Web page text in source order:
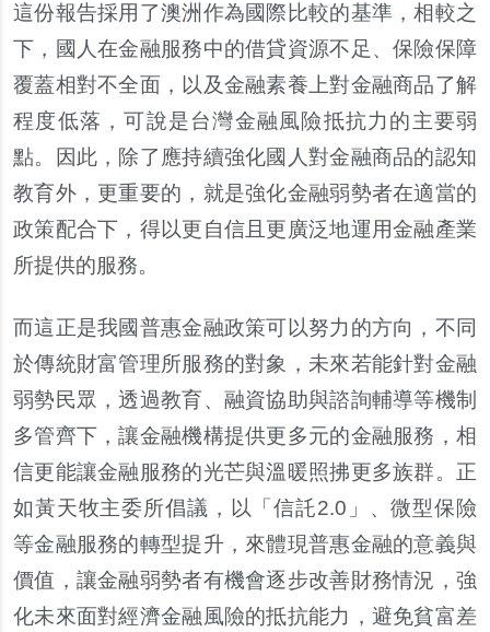
這份報告採用了澳洲作為國際比較的基準，相較之
下，國人在金融服務中的借貸資源不足、保險保障
覆蓋相對不全面，以及金融素養上對金融商品了解
程度低落，可說是台灣金融風險抵抗力的主要弱
點。因此，除了應持續強化國人對金融商品的認知
教育外，更重要的，就是強化金融弱勢者在適當的
政策配合下，得以更自信且更廣泛地運用金融產業
所提供的服務。
而這正是我國普惠金融政策可以努力的方向，不同
於傳統財富管理所服務的對象，未來若能針對金融
弱勢民眾，透過教育、融資協助與諮詢輔導等機制
多管齊下，讓金融機構提供更多元的金融服務，相
信更能讓金融服務的光芒與溫暖照拂更多族群。正
如黃天牧主委所倡議，以「信託2.0」、微型保險
等金融服務的轉型提升，來體現普惠金融的意義與
價值，讓金融弱勢者有機會逐步改善財務情況，強
化未來面對經濟金融風險的抵抗能力，避免貧富差